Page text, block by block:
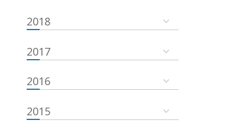
2018
2017
2016
2015